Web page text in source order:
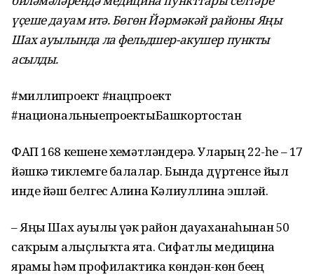
үҫеше дауам итә. Бөгөн Йәрмәкәй районы Яңы
Шах ауылында ла фельдшер-акушер пункты
асылды.
#миллипроект #нацпроект
#национальныепроектыБашкортостан
ФАП 168 кешене хеҙмәтләндерә. Уларҙың 22-һе – 17
йәшкә тиклемге балалар. Бында дүртенсе йыл
инде йәш белгес Алина Кәлиуллина эшләй.
– Яңы Шах ауылы үҙәк район дауаханаһынан 50
саҡрым алыҫлыҡта ята. Сифатлы медицина
ярҙамы һәм профилактика көндән-көн беҙҙең